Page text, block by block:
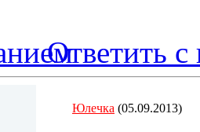
Ответить с
Юлечка (05.09.2013)